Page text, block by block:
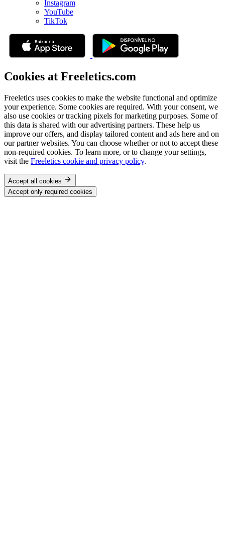
Instagram
YouTube
TikTok
Cookies at Freeletics.com
Freeletics uses cookies to make the website functional and optimize
your experience. Some cookies are required. With your consent, we
also use cookies or tracking pixels for marketing purposes. Some of
this data is shared with our advertising partners. These help us
improve our offers, and display tailored content and ads here and on
our partner websites. You can choose whether or not to accept these
non-required cookies. To learn more, or to change your settings,
visit the Freeletics cookie and privacy policy.
Accept all cookies
Accept only required cookies